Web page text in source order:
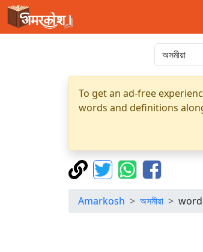
To get an ad-free
words and definitions
Amarkosh অসমীয়া word